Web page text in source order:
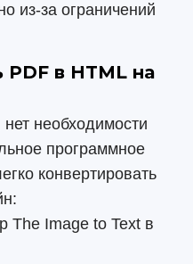
из-за ограничений
PDF в HTML на
необходимости
программное
конвертировать
The Image to Text в